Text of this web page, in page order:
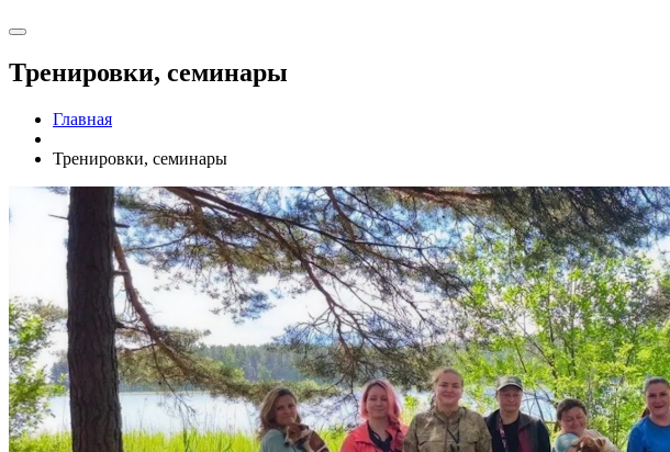
Тренировки, семинары
Главная
Тренировки, семинары